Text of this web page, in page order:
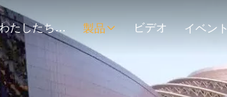
わたしたち に つい て 製品 ビデオ イベント